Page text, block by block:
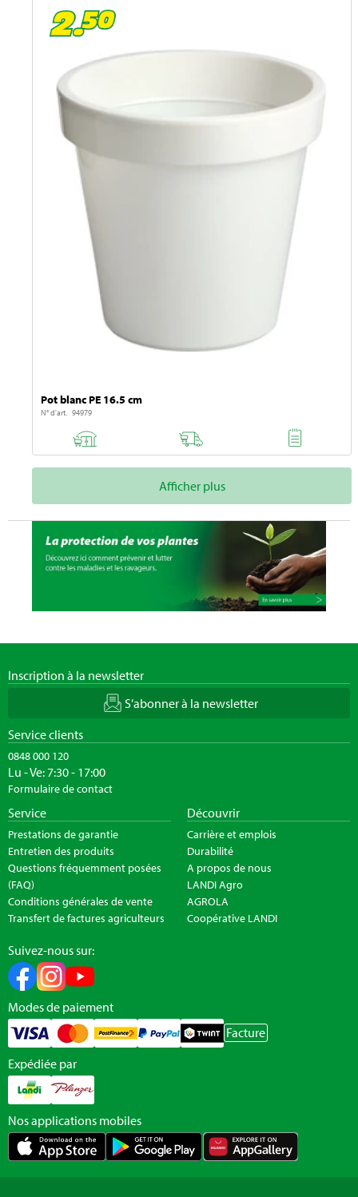
Pot blanc PE 16.5 cm
N° d'art. 94979
Afficher plus
Inscription à la newsletter
S’abonner à la newsletter
Service clients
0848 000 120
Lu - Ve: 7:30 - 17:00
Formulaire de contact
Service
Prestations de garantie
Entretien des produits
Questions fréquemment posées
(FAQ)
Conditions générales de vente
Transfert de factures agriculteurs
Découvrir
Carrière et emplois
Durabilité
A propos de nous
LANDI Agro
AGROLA
Coopérative LANDI
Suivez-nous sur:
Modes de paiement
Facture
Expédiée par
Nos applications mobiles